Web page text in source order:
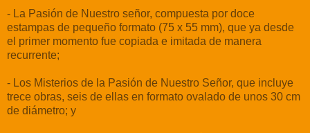
- La Pasión de Nuestro señor, compuesta por doce
estampas de pequeño formato (75 x 55 mm), que ya desde
el primer momento fue copiada e imitada de manera
recurrente;
- Los Misterios de la Pasión de Nuestro Señor, que incluye
trece obras, seis de ellas en formato ovalado de unos 30 cm
de diámetro; y